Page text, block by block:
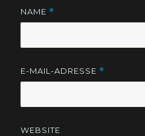
NAME *
E-MAIL-ADRESSE *
WEBSITE